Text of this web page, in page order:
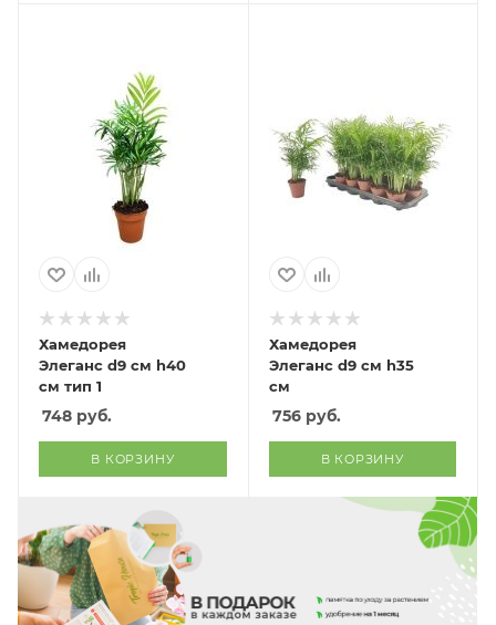
Хамедорея
Элеганс d9 см h40
см тип 1
748 руб.
В КОРЗИНУ
Хамедорея
Элеганс d9 см h35
см
756руб.
В КОРЗИНУ